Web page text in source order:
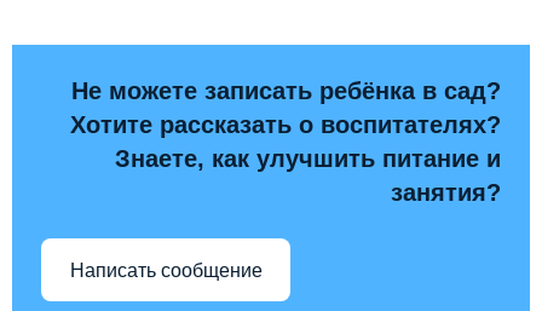
Не можете записать ребёнка в сад?
Хотите рассказать о воспитателях?
Знаете, как улучшить питание и
занятия?
Написать сообщение